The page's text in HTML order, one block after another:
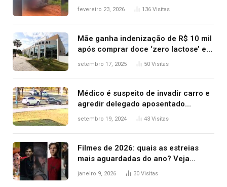
confronto dentro de caminhonete
fevereiro 23, 2026 136 Visitas
Mãe ganha indenização de R$ 10 mil
após comprar doce ‘zero lactose’ e
filha ter reação alérgica grave
setembro 17, 2025 50 Visitas
Médico é suspeito de invadir carro e
agredir delegado aposentado
durante confusão no trânsito
setembro 19, 2024 43 Visitas
Filmes de 2026: quais as estreias
mais aguardadas do ano? Veja
principais lançamentos do cinema
janeiro 9, 2026 30 Visitas